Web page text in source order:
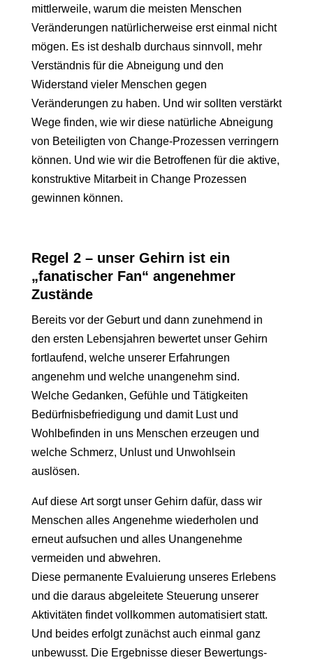
mittlerweile, warum die meisten Menschen
Veränderungen natürlicherweise erst einmal nicht
mögen. Es ist deshalb durchaus sinnvoll, mehr
Verständnis für die Abneigung und den
Widerstand vieler Menschen gegen
Veränderungen zu haben. Und wir sollten verstärkt
Wege finden, wie wir diese natürliche Abneigung
von Beteiligten von Change-Prozessen verringern
können. Und wie wir die Betroffenen für die aktive,
konstruktive Mitarbeit in Change Prozessen
gewinnen können.
Regel 2 – unser Gehirn ist ein
„fanatischer Fan“ angenehmer
Zustände
Bereits vor der Geburt und dann zunehmend in
den ersten Lebensjahren bewertet unser Gehirn
fortlaufend, welche unserer Erfahrungen
angenehm und welche unangenehm sind.
Welche Gedanken, Gefühle und Tätigkeiten
Bedürfnisbefriedigung und damit Lust und
Wohlbefinden in uns Menschen erzeugen und
welche Schmerz, Unlust und Unwohlsein
auslösen.
Auf diese Art sorgt unser Gehirn dafür, dass wir
Menschen alles Angenehme wiederholen und
erneut aufsuchen und alles Unangenehme
vermeiden und abwehren.
Diese permanente Evaluierung unseres Erlebens
und die daraus abgeleitete Steuerung unserer
Aktivitäten findet vollkommen automatisiert statt.
Und beides erfolgt zunächst auch einmal ganz
unbewusst. Die Ergebnisse dieser Bewertungs-